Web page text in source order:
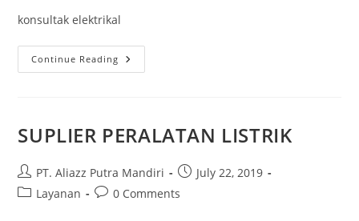
konsultak elektrikal
Continue Reading KONSULTAN
SUPLIER PERALATAN LISTRIK
Post
author:
PT. Aliazz Putra Mandiri
Post
published:
July 22, 2019
PostLayanan
Post0 Comments